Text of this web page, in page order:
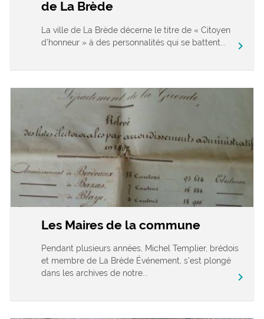
de La Brède
La ville de La Brède décerne le titre de « Citoyen
d’honneur » à des personnalités qui se battent...
chevron_right
Les Maires de la commune
Pendant plusieurs années, Michel Templier, brédois
et membre de La Brède Événement, s’est plongé
dans les archives de notre...
chevron_right